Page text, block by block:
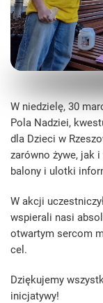
W niedzielę, 30
Pola Nadziei,
dla Dzieci w
zarówno żywe, jak
balony i ulotki
W akcji
wspierali nasi
otwartym sercom
cel.
Dziękujemy
inicjatywy!